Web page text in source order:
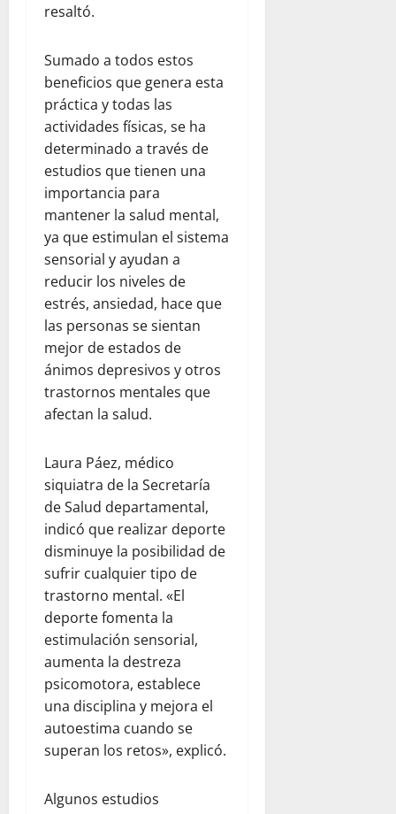
resaltó.
Sumado a todos estos
beneficios que genera esta
práctica y todas las
actividades físicas, se ha
determinado a través de
estudios que tienen una
importancia para
mantener la salud mental,
ya que estimulan el sistema
sensorial y ayudan a
reducir los niveles de
estrés, ansiedad, hace que
las personas se sientan
mejor de estados de
ánimos depresivos y otros
trastornos mentales que
afectan la salud.
Laura Páez, médico
siquiatra de la Secretaría
de Salud departamental,
indicó que realizar deporte
disminuye la posibilidad de
sufrir cualquier tipo de
trastorno mental. «El
deporte fomenta la
estimulación sensorial,
aumenta la destreza
psicomotora, establece
una disciplina y mejora el
autoestima cuando se
superan los retos», explicó.
Algunos estudios